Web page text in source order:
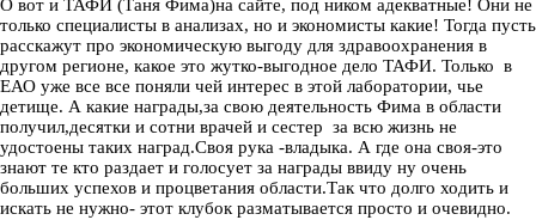
О вот и ТАФИ (Таня Фима)на сайте, под ником адекватные! Они не
только специалисты в анализах, но и экономисты какие! Тогда пусть
расскажут про экономическую выгоду для здравоохранения в
другом регионе, какое это жутко-выгодное дело ТАФИ. Только в
ЕАО уже все все поняли чей интерес в этой лаборатории, чье
детище. А какие награды,за свою деятельность Фима в области
получил,десятки и сотни врачей и сестер за всю жизнь не
удостоены таких наград.Своя рука -владыка. А где она своя-это
знают те кто раздает и голосует за награды ввиду ну очень
больших успехов и процветания области.Так что долго ходить и
искать не нужно- этот клубок разматывается просто и очевидно.